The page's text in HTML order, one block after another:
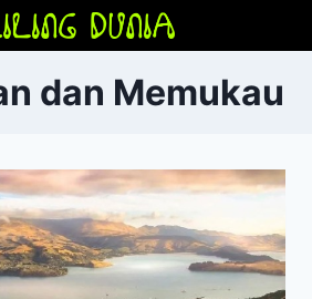
dan Memukau